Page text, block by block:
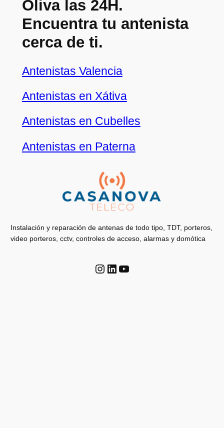
Oliva las 24H.
Encuentra tu antenista
cerca de ti.
Antenistas Valencia
Antenistas en Xátiva
Antenistas en Cubelles
Antenistas en Paterna
Instalación y reparación de antenas de todo tipo, TDT, porteros,
video porteros, cctv, controles de acceso, alarmas y domótica
Instagram
LinkedIn
YouTube